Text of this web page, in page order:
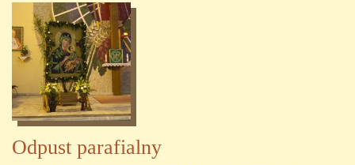
Odpust parafialny